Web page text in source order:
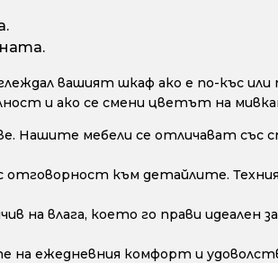
вашият шкаф ако е по-къс или
и ако се смени цветът на
мебели се отличават със
към детайлите.
влага, което го прави идеален
на ежедневния комфорт и